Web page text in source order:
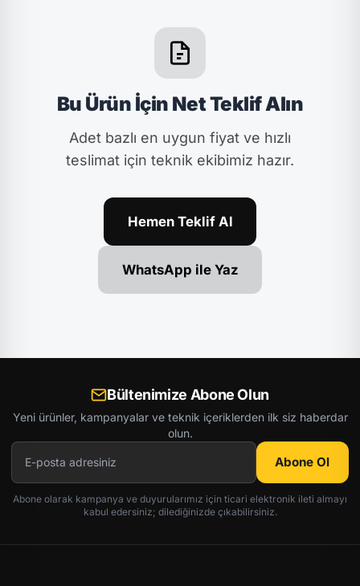
Bu Ürün İçin Net Teklif Alın
Adet bazlı en uygun fiyat ve hızlı
teslimat için teknik ekibimiz hazır.
Hemen Teklif Al
WhatsApp ile Yaz
Bültenimize Abone Olun
Yeni ürünler, kampanyalar ve teknik içeriklerden ilk siz haberdar
olun.
Abone Ol
Abone olarak kampanya ve duyurularımız için ticari elektronik ileti almayı
kabul edersiniz; dilediğinizde çıkabilirsiniz.